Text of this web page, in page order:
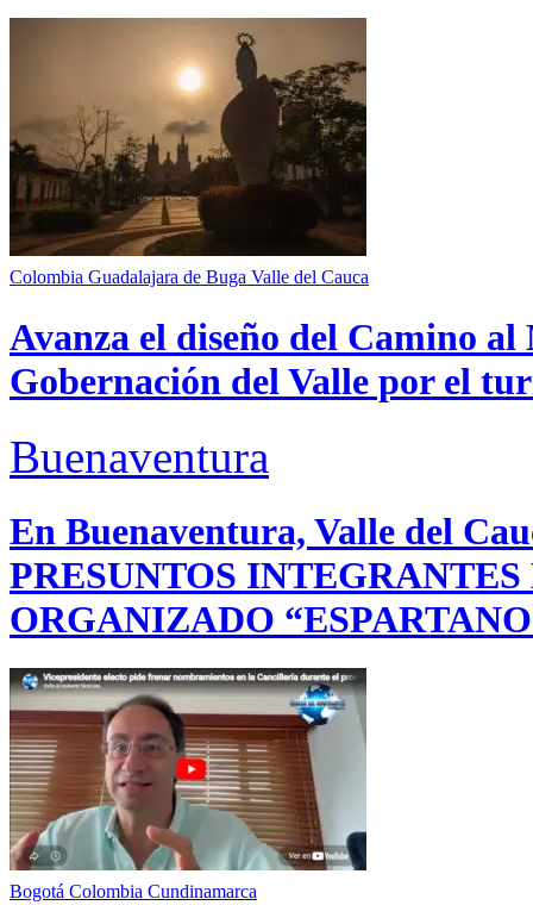
Colombia Guadalajara de Buga Valle del Cauca
Avanza el diseño del Camino
Gobernación del Valle por el
Buenaventura
En Buenaventura, Valle del
PRESUNTOS
ORGANIZADO
Bogotá Colombia Cundinamarca